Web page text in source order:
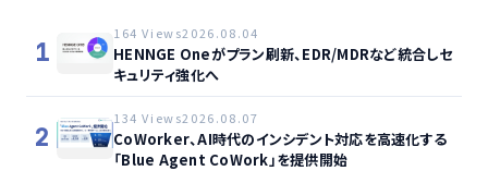
1
164 Views2026.08.04
HENNGE Oneがプラン刷新、EDR/MDRなど統合しセ
キュリティ強化へ
2
134 Views2026.08.07
CoWorker、AI時代のインシデント対応を高速化する
「Blue Agent CoWork」を提供開始